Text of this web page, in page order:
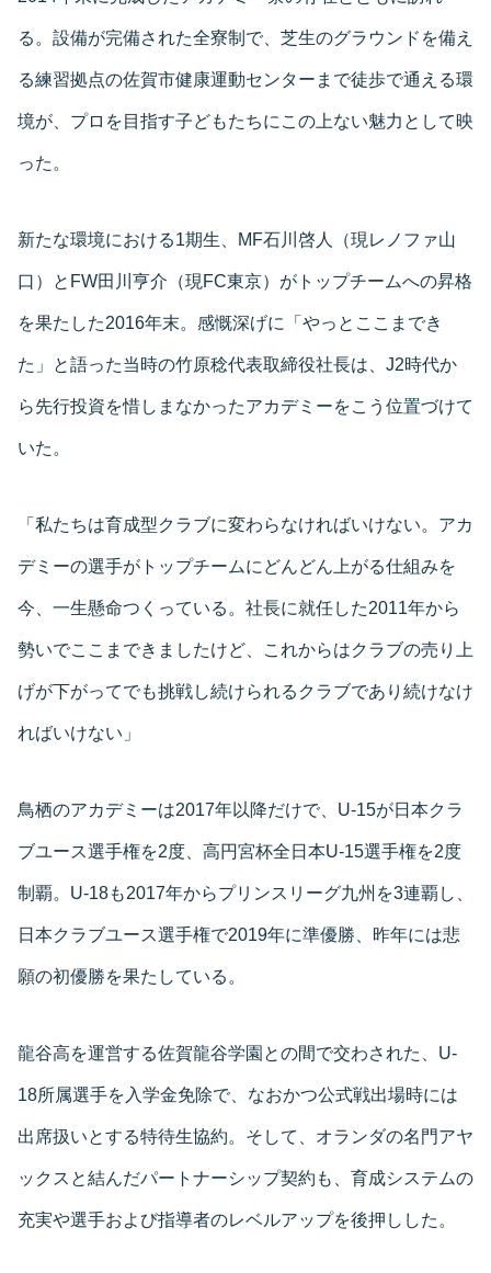
る。設備が完備された全寮制で、芝生のグラウンドを備え
る練習拠点の佐賀市健康運動センターまで徒歩で通える環
境が、プロを目指す子どもたちにこの上ない魅力として映
った。
新たな環境における1期生、MF石川啓人（現レノファ山
口）とFW田川亨介（現FC東京）がトップチームへの昇格
を果たした2016年末。感慨深げに「やっとここまでき
た」と語った当時の竹原稔代表取締役社長は、J2時代か
ら先行投資を惜しまなかったアカデミーをこう位置づけて
いた。
「私たちは育成型クラブに変わらなければいけない。アカ
デミーの選手がトップチームにどんどん上がる仕組みを
今、一生懸命つくっている。社長に就任した2011年から
勢いでここまできましたけど、これからはクラブの売り上
げが下がってでも挑戦し続けられるクラブであり続けなけ
ればいけない」
鳥栖のアカデミーは2017年以降だけで、U-15が日本クラ
ブユース選手権を2度、高円宮杯全日本U-15選手権を2度
制覇。U-18も2017年からプリンスリーグ九州を3連覇し、
日本クラブユース選手権で2019年に準優勝、昨年には悲
願の初優勝を果たしている。
龍谷高を運営する佐賀龍谷学園との間で交わされた、U-
18所属選手を入学金免除で、なおかつ公式戦出場時には
出席扱いとする特待生協約。そして、オランダの名門アヤ
ックスと結んだパートナーシップ契約も、育成システムの
充実や選手および指導者のレベルアップを後押しした。